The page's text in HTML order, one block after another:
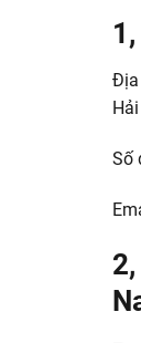
Địa
Số